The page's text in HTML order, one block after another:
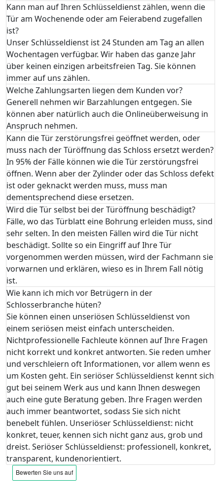
Kann man auf Ihren Schlüsseldienst zählen, wenn die
Tür am Wochenende oder am Feierabend zugefallen
ist?
Unser Schlüsseldienst ist 24 Stunden am Tag an allen
Wochentagen verfügbar. Wir haben das ganze Jahr
über keinen einzigen arbeitsfreien Tag. Sie können
immer auf uns zählen.
Welche Zahlungsarten liegen dem Kunden vor?
Generell nehmen wir Barzahlungen entgegen. Sie
können aber natürlich auch die Onlineüberweisung in
Anspruch nehmen.
Kann die Tür zerstörungsfrei geöffnet werden, oder
muss nach der Türöffnung das Schloss ersetzt werden?
In 95% der Fälle können wie die Tür zerstörungsfrei
öffnen. Wenn aber der Zylinder oder das Schloss defekt
ist oder geknackt werden muss, muss man
dementsprechend diese ersetzen.
Wird die Tür selbst bei der Türöffnung beschädigt?
Fälle, wo das Türblatt eine Bohrung erleiden muss, sind
sehr selten. In den meisten Fällen wird die Tür nicht
beschädigt. Sollte so ein Eingriff auf Ihre Tür
vorgenommen werden müssen, wird der Fachmann sie
vorwarnen und erklären, wieso es in Ihrem Fall nötig
ist.
Wie kann ich mich vor Betrügern in der
Schlosserbranche hüten?
Sie können einen unseriösen Schlüsseldienst von
einem seriösen meist einfach unterscheiden.
Nichtprofessionelle Fachleute können auf Ihre Fragen
nicht korrekt und konkret antworten. Sie reden umher
und verschleiern oft Informationen, vor allem wenn es
um Kosten geht. Ein seriöser Schlüsseldienst kennt sich
gut bei seinem Werk aus und kann Ihnen deswegen
auch eine gute Beratung geben. Ihre Fragen werden
auch immer beantwortet, sodass Sie sich nicht
benebelt fühlen. Unseriöser Schlüsseldienst: nicht
konkret, teuer, kennen sich nicht ganz aus, grob und
dreist. Seriöser Schlüsseldienst: professionell, konkret,
transparent, kundenorientiert.